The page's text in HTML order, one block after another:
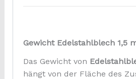
Gewicht Edelstahlblech 1,5
Das Gewicht von
hängt von der Fläche des